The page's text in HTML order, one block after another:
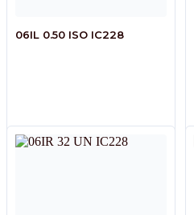
06IL 0.50 ISO IC228